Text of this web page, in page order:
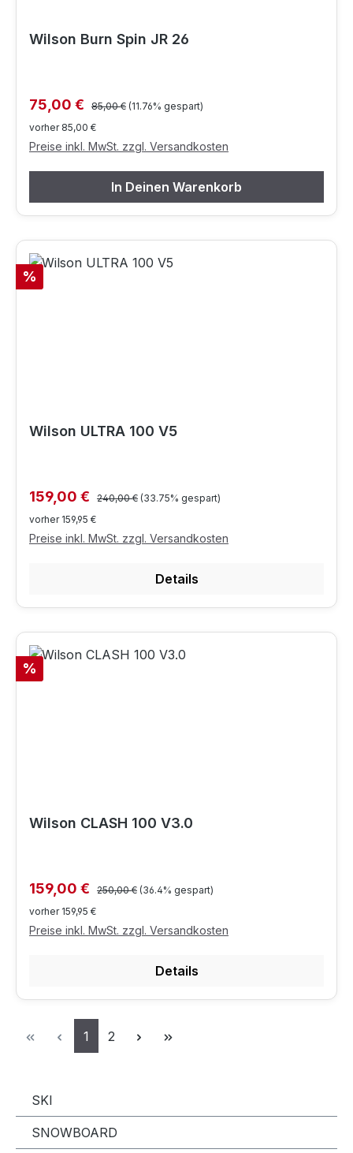
Wilson Burn Spin JR 26
Verkaufspreis:
75,00 € Regulärer Preis:
85,00 € (11.76% gespart)
vorher 85,00 €
Preise inkl. MwSt. zzgl. Versandkosten
In Deinen Warenkorb
Rabatt
%
Wilson ULTRA 100 V5
Verkaufspreis:
159,00 € Regulärer Preis:
240,00 € (33.75% gespart)
vorher 159,95 €
Preise inkl. MwSt. zzgl. Versandkosten
Details
Rabatt
%
Wilson CLASH 100 V3.0
Verkaufspreis:
159,00 € Regulärer Preis:
250,00 € (36.4% gespart)
vorher 159,95 €
Preise inkl. MwSt. zzgl. Versandkosten
Details
Seite
1 Seite
2
SKI
SNOWBOARD